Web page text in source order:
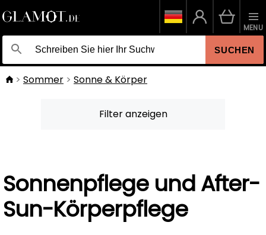
SUCHEN
MENU
Sommer Sonne & Körper
Filter anzeigen
Sonnenpflege und After-
Sun-Körperpflege